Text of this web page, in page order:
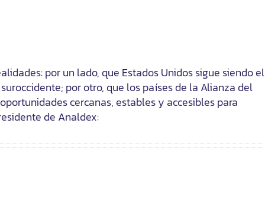
por un lado, que Estados Unidos sigue siendo el
por otro, que los países de la Alianza del
cercanas, estables y accesibles para
de Analdex: